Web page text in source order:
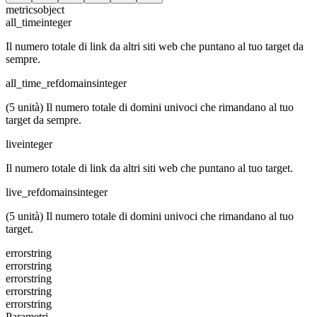
metricsobject
all_timeinteger
Il numero totale di link da altri siti web che puntano al tuo target da
sempre.
all_time_refdomainsinteger
(5 unità) Il numero totale di domini univoci che rimandano al tuo
target da sempre.
liveinteger
Il numero totale di link da altri siti web che puntano al tuo target.
live_refdomainsinteger
(5 unità) Il numero totale di domini univoci che rimandano al tuo
target.
errorstring
errorstring
errorstring
errorstring
errorstring